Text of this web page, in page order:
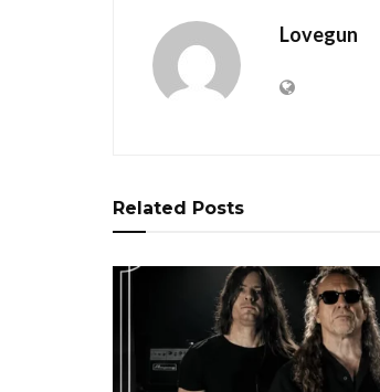
Lovegun
Related Posts